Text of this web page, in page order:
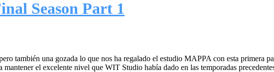
Season Part 1
también una gozada lo que nos ha regalado el estudio MAPPA con esta primera
el excelente nivel que WIT Studio había dado en las temporadas